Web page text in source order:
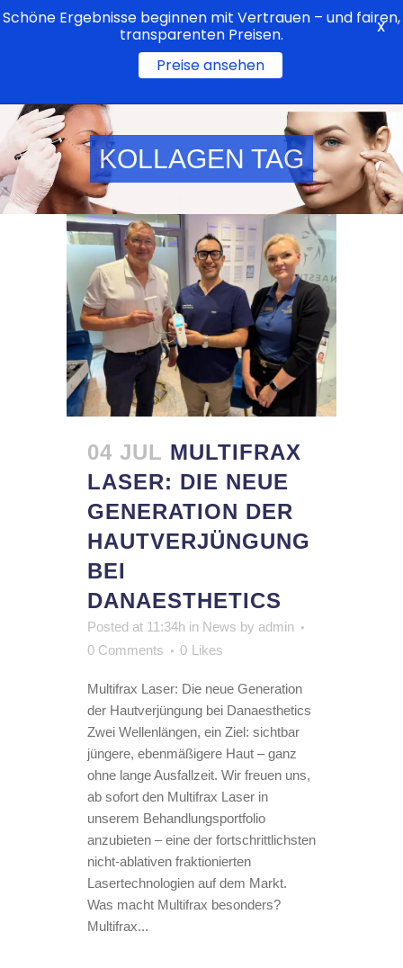
KOLLAGEN TAG
04 JUL
MULTIFRAX
LASER: DIE NEUE
GENERATION DER
HAUTVERJÜNGUNG
BEI
DANAESTHETICS
Posted at 11:34hinNews
Multifrax Laser: Die neue Generation
der Hautverjüngung bei Danaesthetics
Zwei Wellenlängen, ein Ziel: sichtbar
jüngere, ebenmäßigere Haut – ganz
ohne lange Ausfallzeit. Wir freuen uns,
ab sofort den Multifrax Laser in
unserem Behandlungsportfolio
anzubieten – eine der fortschrittlichsten
nicht-ablativen fraktionierten
Lasertechnologien auf dem Markt.
Was macht Multifrax besonders?
Schöne Ergebnisse beginnen mit Vertrauen – und fairen,
transparenten Preisen.
Preise ansehen
X